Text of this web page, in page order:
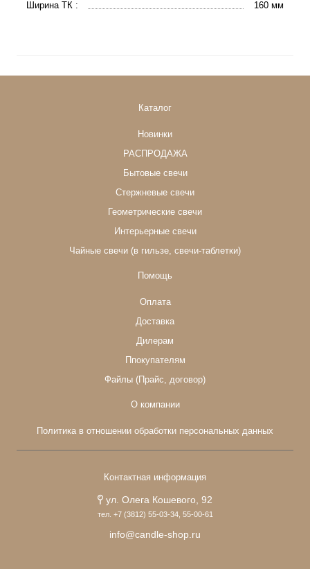
Ширина ТК : 160 мм
Каталог
Новинки
РАСПРОДАЖА
Бытовые свечи
Стержневые свечи
Геометрические свечи
Интерьерные свечи
Чайные свечи (в гильзе, свечи-таблетки)
Помощь
Оплата
Доставка
Дилерам
Ппокупателям
Файлы (Прайс, договор)
О компании
Политика в отношении обработки персональных данных
Контактная информация
ул. Олега Кошевого, 92
тел. +7 (3812) 55-03-34, 55-00-61
info@candle-shop.ru